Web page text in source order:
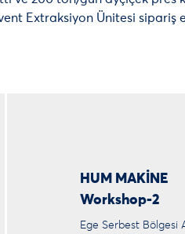
Extraksiyon Ünitesi sipariş
HUM MAKİNE
Workshop-2
Ege Serbest Bölgesi